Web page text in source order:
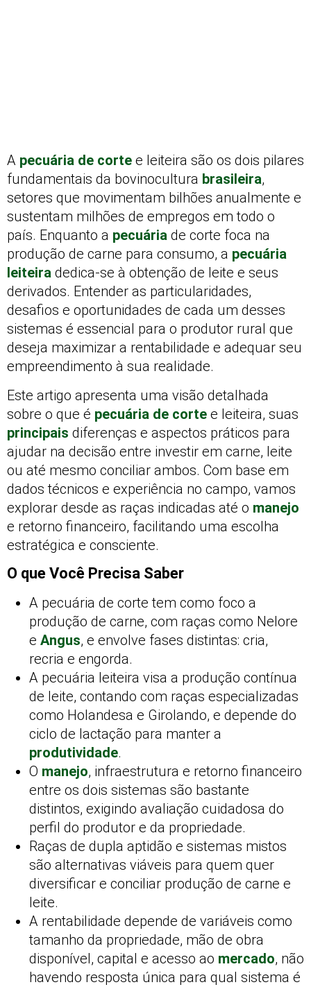
A pecuária de corte e leiteira são os dois pilares
fundamentais da bovinocultura brasileira,
setores que movimentam bilhões anualmente e
sustentam milhões de empregos em todo o
país. Enquanto a pecuária de corte foca na
produção de carne para consumo, a pecuária
leiteira dedica-se à obtenção de leite e seus
derivados. Entender as particularidades,
desafios e oportunidades de cada um desses
sistemas é essencial para o produtor rural que
deseja maximizar a rentabilidade e adequar seu
empreendimento à sua realidade.
Este artigo apresenta uma visão detalhada
sobre o que é pecuária de corte e leiteira, suas
principais diferenças e aspectos práticos para
ajudar na decisão entre investir em carne, leite
ou até mesmo conciliar ambos. Com base em
dados técnicos e experiência no campo, vamos
explorar desde as raças indicadas até o manejo
e retorno financeiro, facilitando uma escolha
estratégica e consciente.
O que Você Precisa Saber
A pecuária de corte tem como foco a
produção de carne, com raças como Nelore
e Angus, e envolve fases distintas: cria,
recria e engorda.
A pecuária leiteira visa a produção contínua
de leite, contando com raças especializadas
como Holandesa e Girolando, e depende do
ciclo de lactação para manter a
produtividade.
O manejo, infraestrutura e retorno financeiro
entre os dois sistemas são bastante
distintos, exigindo avaliação cuidadosa do
perfil do produtor e da propriedade.
Raças de dupla aptidão e sistemas mistos
são alternativas viáveis para quem quer
diversificar e conciliar produção de carne e
leite.
A rentabilidade depende de variáveis como
tamanho da propriedade, mão de obra
disponível, capital e acesso ao mercado, não
havendo resposta única para qual sistema é